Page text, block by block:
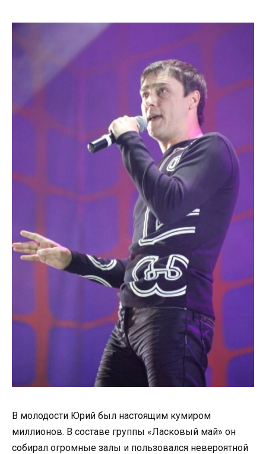
В молодости Юрий был настоящим кумиром
миллионов. В составе группы «Ласковый май» он
собирал огромные залы и пользовался невероятной